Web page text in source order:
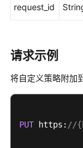
系
策
-
查
request_id
请求示例
将自定义策略附加
PUT https: //